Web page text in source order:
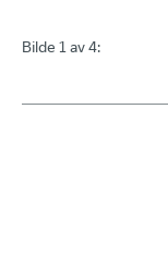
Bilde 1 av 4: